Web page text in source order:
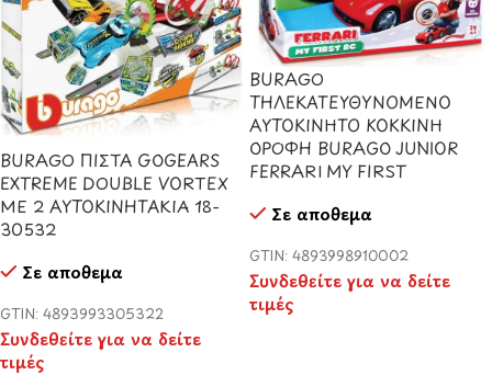
BURAGO ΠΙΣΤΑ GOGEARS
EXTREME DOUBLE VORTEX
ΜΕ 2 ΑΥΤΟΚΙΝΗΤΑΚΙΑ 18-
30532
Σε απόθεμα
GTIN: 4893993305322
Συνδεθείτε για να δείτε
τιμές
BURAGO
ΤΗΛΕΚΑΤΕΥΘΥΝΟΜΕΝΟ
ΑΥΤΟΚΙΝΗΤΟ ΚΟΚΚΙΝΗ
ΟΡΟΦΗ BURAGO JUNIOR
FERRARI MY FIRST
Σε απόθεμα
GTIN: 4893998910002
Συνδεθείτε για να δείτε
τιμές